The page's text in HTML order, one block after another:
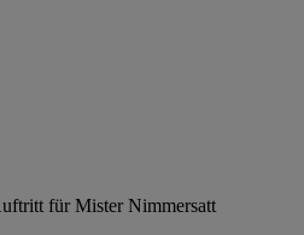
für Mister Nimmersatt